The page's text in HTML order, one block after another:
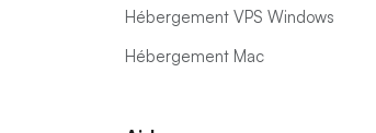
Hébergement VPS Windows
Hébergement Mac